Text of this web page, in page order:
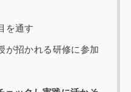
を通す
が招かれる研修に参加